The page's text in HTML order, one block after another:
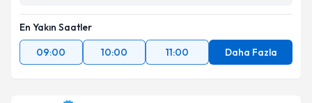
En Yakın Saatler
09:00
10:00 11:00 Daha Fazla